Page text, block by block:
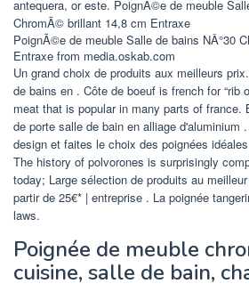
PoignÃ©e de meuble Salle de bains NÂ°30
Entraxe from media.oskab.com
Un grand choix de produits aux meilleurs
de bains en . Côte de boeuf is french for “rib
meat that is popular in many parts of france.
de porte salle de bain en alliage d'aluminium
design et faites le choix des poignées
The history of polvorones is surprisingly
today; Large sélection de produits au
partir de 25€* | entreprise . La poignée
laws.
Poignée de meuble
cuisine, salle de bain,